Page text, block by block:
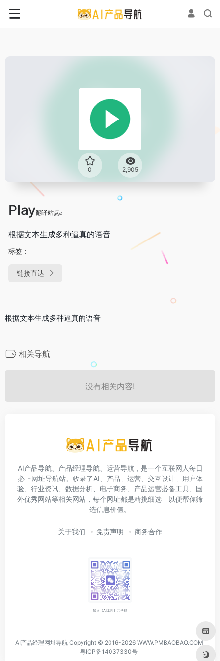
0 2,905
Play翻译站点
根据文本生成多种逼真的语音
标签：
链接直达
根据文本生成多种逼真的语音
相关导航
没有相关内容!
AI产品导航、产品经理导航、运营导航，是一个互联网人每日
必上网址导航站。收录了AI、产品、运营、交互设计、用户体
验、行业资讯、数据分析、电子商务、产品运营必备工具、国
外优秀网站等相关网站，每个网址都是精挑细选，以便帮你筛
选信息价值。
关于我们 免责声明 商务合作
加入【AI工具】共学群
AI产品经理网址导航 Copyright © 2016-2026 WWW.PMBAOBAO.COM
粤ICP备14037330号